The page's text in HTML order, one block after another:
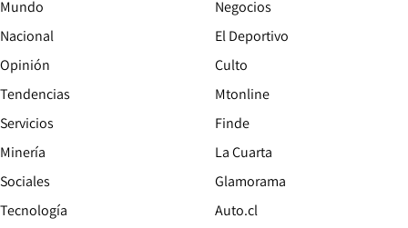
Mundo
Nacional
Opinión
Tendencias
Servicios
Minería
Sociales
Tecnología
Negocios
El Deportivo
Culto
Mtonline
Finde
La Cuarta
Glamorama
Auto.clOpens in new window